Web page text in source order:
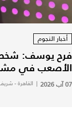
أخبار النجوم
فرح يوسف:
الأصعب في
07 آب 2026 | القاهرة -